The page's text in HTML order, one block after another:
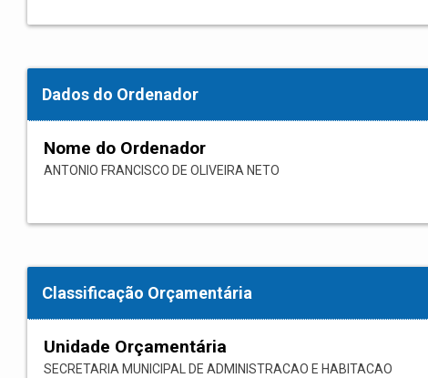
Dados do Ordenador
Nome do Ordenador
ANTONIO FRANCISCO DE OLIVEIRA NETO
Classificação Orçamentária
Unidade Orçamentária
SECRETARIA MUNICIPAL DE ADMINISTRACAO E HABITACAO